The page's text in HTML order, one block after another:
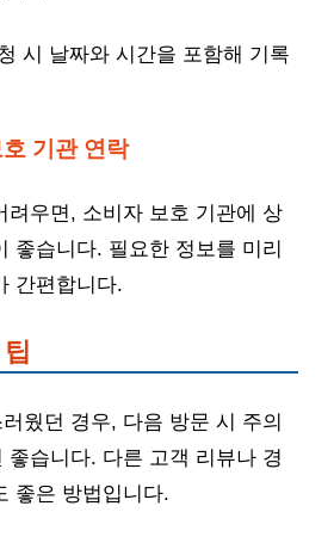
시 날짜와 시간을 포함해 기록
기관 연락
려우면, 소비자 보호 기관에 상
좋습니다. 필요한 정보를 미리
간편합니다.
웠던 경우, 다음 방문 시 주의
좋습니다. 다른 고객 리뷰나 경
좋은 방법입니다.